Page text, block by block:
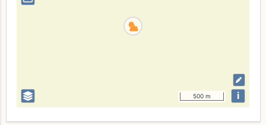
500 m i